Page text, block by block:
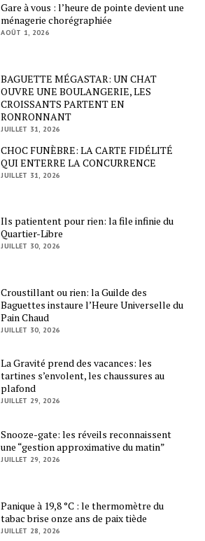
Gare à vous : l’heure de pointe devient une
ménagerie chorégraphiée
AOÛT 1, 2026
BAGUETTE MÉGASTAR: UN CHAT
OUVRE UNE BOULANGERIE, LES
CROISSANTS PARTENT EN
RONRONNANT
JUILLET 31, 2026
CHOC FUNÈBRE: LA CARTE FIDÉLITÉ
QUI ENTERRE LA CONCURRENCE
JUILLET 31, 2026
Ils patientent pour rien: la file infinie du
Quartier-Libre
JUILLET 30, 2026
Croustillant ou rien: la Guilde des
Baguettes instaure l’Heure Universelle du
Pain Chaud
JUILLET 30, 2026
La Gravité prend des vacances: les
tartines s’envolent, les chaussures au
plafond
JUILLET 29, 2026
Snooze-gate: les réveils reconnaissent
une “gestion approximative du matin”
JUILLET 29, 2026
Panique à 19,8 °C : le thermomètre du
tabac brise onze ans de paix tiède
JUILLET 28, 2026